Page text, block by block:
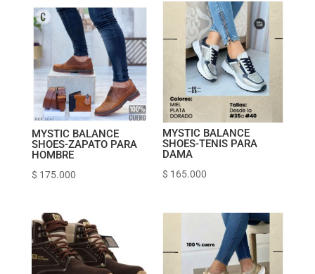
MYSTIC BALANCE
SHOES-ZAPATO PARA
HOMBRE
$ 175.000
MYSTIC BALANCE
SHOES-TENIS PARA
DAMA
$ 165.000